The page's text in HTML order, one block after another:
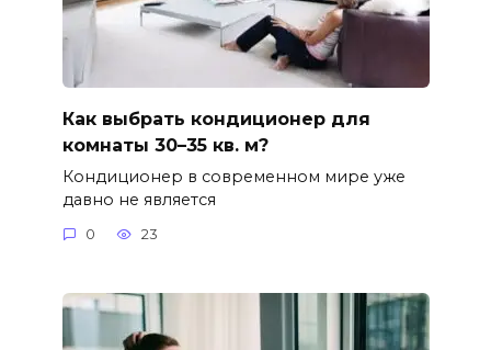
Как выбрать кондиционер для
комнаты 30–35 кв. м?
Кондиционер в современном мире уже
давно не является
0 23